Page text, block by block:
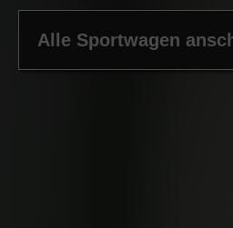
Alle Sportwagen